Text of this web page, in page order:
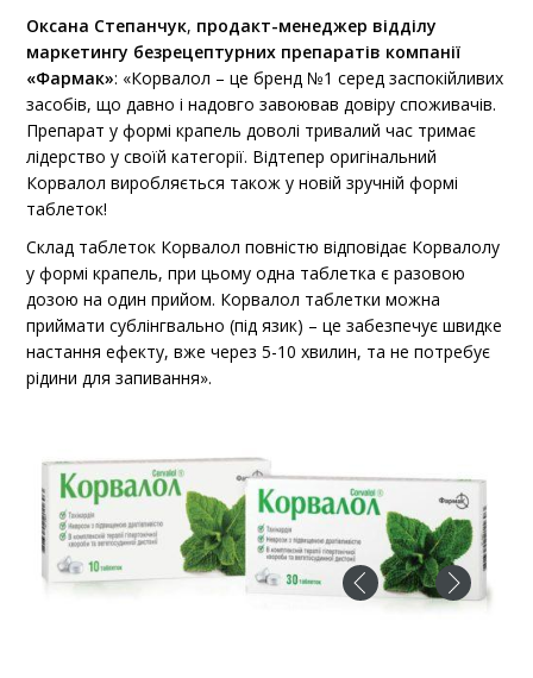
Оксана Степанчук, продакт-менеджер відділу
маркетингу безрецептурних препаратів компанії
«Фармак»: «Корвалол – це бренд №1 серед заспокійливих
засобів, що давно і надовго завоював довіру споживачів.
Препарат у формі крапель доволі тривалий час тримає
лідерство у своїй категорії. Відтепер оригінальний
Корвалол виробляється також у новій зручній формі
таблеток!
Склад таблеток Корвалол повністю відповідає Корвалолу
у формі крапель, при цьому одна таблетка є разовою
дозою на один прийом. Корвалол таблетки можна
приймати сублінгвально (під язик) – це забезпечує швидке
настання ефекту, вже через 5-10 хвилин, та не потребує
рідини для запивання».